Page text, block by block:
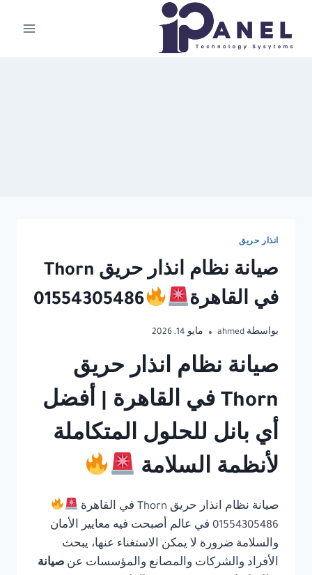
المحتوى
انذار حريق
صيانة نظام انذار حريق Thorn
في القاهرة
01554305486
بواسطة ahmed مايو 14, 2026
صيانة نظام انذار حريق
Thorn في القاهرة | أفضل
أي بانل للحلول المتكاملة
لأنظمة السلامة
صيانة نظام انذار حريق Thorn في القاهرة
01554305486 في عالم أصبحت فيه معايير الأمان
والسلامة ضرورة لا يمكن الاستغناء عنها، يبحث
الأفراد والشركات والمصانع والمؤسسات عن صيانة